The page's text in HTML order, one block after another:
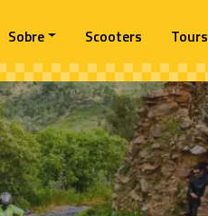
Sobre Scooters Tours